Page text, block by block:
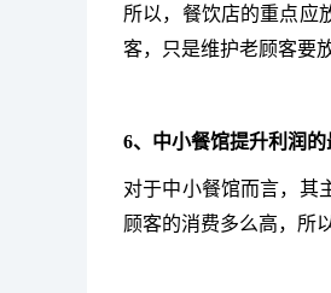
所以，餐饮店的重点应
客，只是维护老顾客要
6、中小餐馆提升利润
对于中小餐馆而言，其
顾客的消费多么高，所